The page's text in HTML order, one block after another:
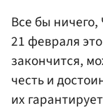
Все бы ничего,
21 февраля
закончится,
честь и
их